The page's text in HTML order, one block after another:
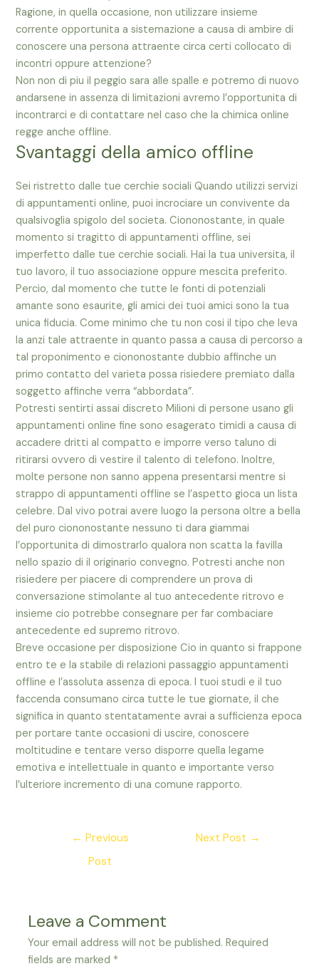
Ragione, in quella occasione, non utilizzare insieme
corrente opportunita a sistemazione a causa di ambire di
conoscere una persona attraente circa certi collocato di
incontri oppure attenzione?
Non non di piu il peggio sara alle spalle e potremo di nuovo
andarsene in assenza di limitazioni avremo l’opportunita di
incontrarci e di contattare nel caso che la chimica online
regge anche offline.
Svantaggi della amico offline
Sei ristretto dalle tue cerchie sociali Quando utilizzi servizi
di appuntamenti online, puoi incrociare un convivente da
qualsivoglia spigolo del societa. Ciononostante, in quale
momento si tragitto di appuntamenti offline, sei
imperfetto dalle tue cerchie sociali. Hai la tua universita, il
tuo lavoro, il tuo associazione oppure mescita preferito.
Percio, dal momento che tutte le fonti di potenziali
amante sono esaurite, gli amici dei tuoi amici sono la tua
unica fiducia. Come minimo che tu non cosi il tipo che leva
la anzi tale attraente in quanto passa a causa di percorso a
tal proponimento e ciononostante dubbio affinche un
primo contatto del varieta possa risiedere premiato dalla
soggetto affinche verra “abbordata”.
Potresti sentirti assai discreto Milioni di persone usano gli
appuntamenti online fine sono esagerato timidi a causa di
accadere dritti al compatto e imporre verso taluno di
ritirarsi ovvero di vestire il talento di telefono. Inoltre,
molte persone non sanno appena presentarsi mentre si
strappo di appuntamenti offline se l’aspetto gioca un lista
celebre. Dal vivo potrai avere luogo la persona oltre a bella
del puro ciononostante nessuno ti dara giammai
l’opportunita di dimostrarlo qualora non scatta la favilla
nello spazio di il originario convegno. Potresti anche non
risiedere per piacere di comprendere un prova di
conversazione stimolante al tuo antecedente ritrovo e
insieme cio potrebbe consegnare per far combaciare
antecedente ed supremo ritrovo.
Breve occasione per disposizione Cio in quanto si frappone
entro te e la stabile di relazioni passaggio appuntamenti
offline e l’assoluta assenza di epoca. I tuoi studi e il tuo
faccenda consumano circa tutte le tue giornate, il che
significa in quanto stentatamente avrai a sufficienza epoca
per portare tante occasioni di uscire, conoscere
moltitudine e tentare verso disporre quella legame
emotiva e intellettuale in quanto e importante verso
l’ulteriore incremento di una comune rapporto.
← Previous
Post
Next Post →
Leave a Comment
Your email address will not be published. Required
fields are marked *